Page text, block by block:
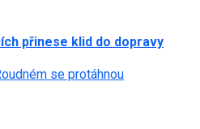
přinese klid do dopravy
se protáhnou